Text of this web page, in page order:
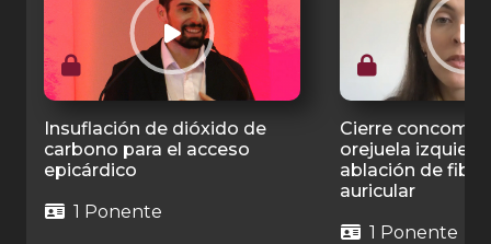
Insuflación de dióxido de
carbono para el acceso
epicárdico
1 Ponente
Cierre
orejuela
ablación de
auricular
1 Ponente